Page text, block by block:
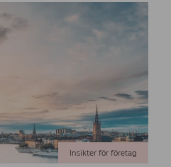
Insikter för företag